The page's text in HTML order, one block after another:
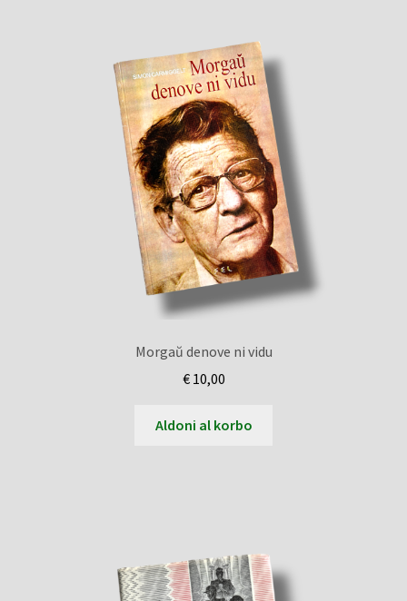
Morgaŭ denove ni vidu
€10,00
Aldoni al korbo